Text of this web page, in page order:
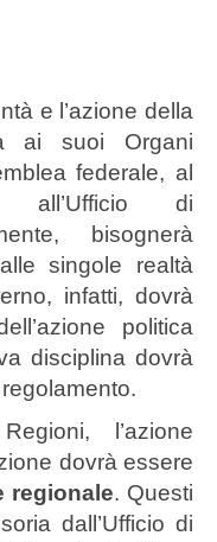
e l’azione della
ai suoi Organi
federale, al
all’Ufficio di
bisognerà
singole realtà
infatti, dovrà
politica
disciplina dovrà
l’azione
dovrà essere
regionale. Questi
dall’Ufficio di